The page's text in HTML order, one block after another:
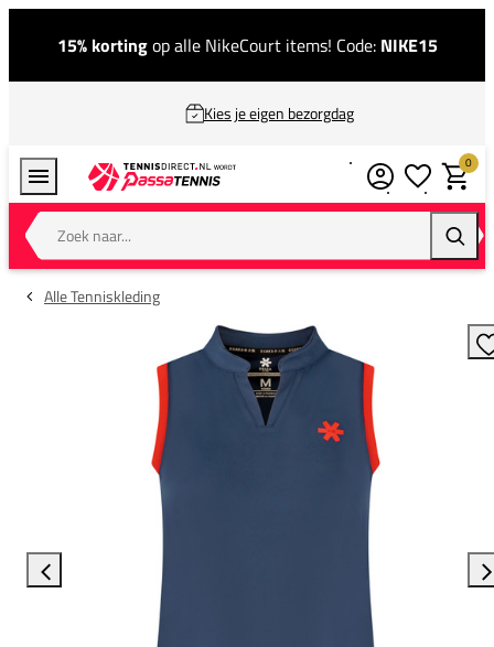
15% kortingop alle NikeCourt items! Code: NIKE15
Kies je eigen bezorgdag
Zoek naar...
0
Alle Tenniskleding